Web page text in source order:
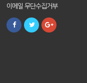
이메일 무단수집거부